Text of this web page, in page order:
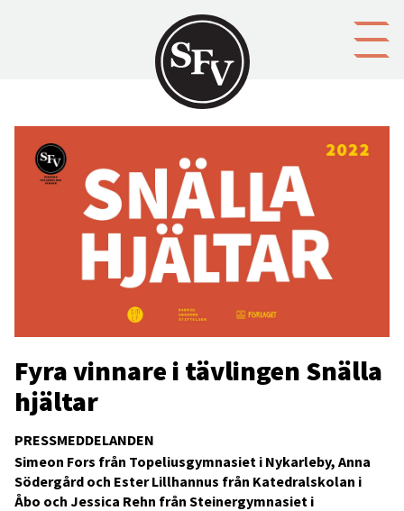
PRESSMEDDELANDEN
Fyra vinnare i tävlingen Snälla
hjältar
Simeon Fors från Topeliusgymnasiet i Nykarleby, Anna
Södergård och Ester Lillhannus från Katedralskolan i
Åbo och Jessica Rehn från Steinergymnasiet i